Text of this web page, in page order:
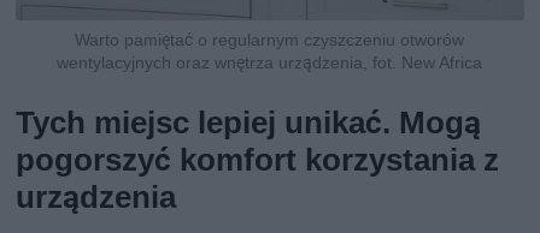
Warto pamiętać o regularnym czyszczeniu otworów
wentylacyjnych oraz wnętrza urządzenia, fot. New Africa
Tych miejsc lepiej unikać. Mogą
pogorszyć komfort korzystania z
urządzenia